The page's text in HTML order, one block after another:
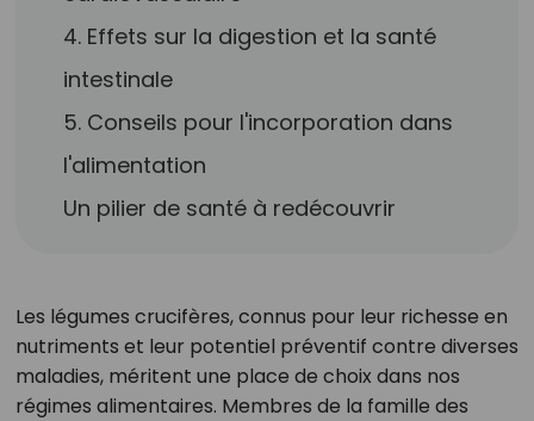
4. Effets sur la digestion et la santé
intestinale
5. Conseils pour l'incorporation dans
l'alimentation
Un pilier de santé à redécouvrir
Les légumes crucifères, connus pour leur richesse en
nutriments et leur potentiel préventif contre diverses
maladies, méritent une place de choix dans nos
régimes alimentaires. Membres de la famille des